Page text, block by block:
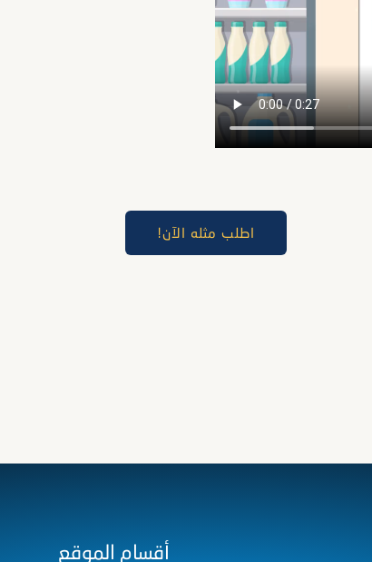
اطلب مثله الآن!
أقسام الموقع